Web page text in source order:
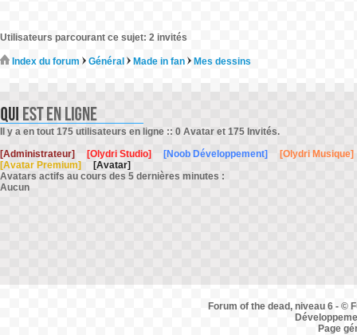
Utilisateurs parcourant ce sujet: 2 invités
Index du forum Général Made in fan Mes dessins
Il y a en tout 175 utilisateurs en ligne :: 0 Avatar et 175 Invités.
[Administrateur]
[Olydri Studio] [Noob Développement]
[Olydri Musique]
[Avatar Premium]
[Avatar]
Avatars actifs au cours des 5 dernières minutes :
Aucun
Forum of the dead, niveau 6 - ©
Page